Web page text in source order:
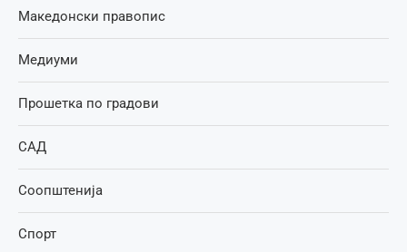
Македонски правопис
Медиуми
Прошетка по градови
САД
Соопштенија
Спорт